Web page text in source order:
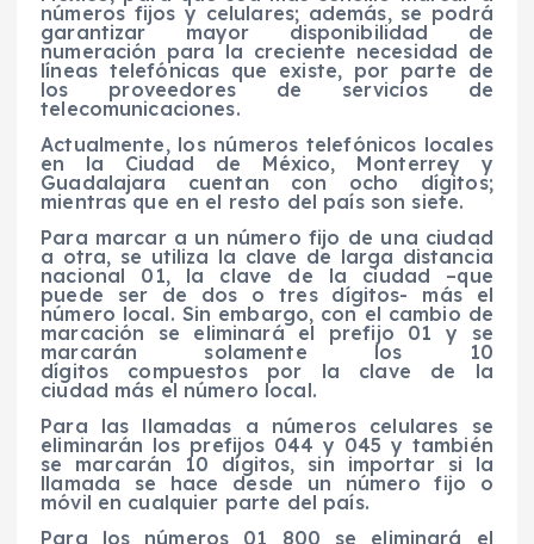
números fijos y celulares; además, se podrá
garantizar mayor disponibilidad de
numeración para la creciente necesidad de
líneas telefónicas que existe, por parte de
los proveedores de servicios de
telecomunicaciones.
Actualmente, los números telefónicos locales
en la Ciudad de México, Monterrey y
Guadalajara cuentan con ocho dígitos;
mientras que en el resto del país son siete.
Para marcar a un número fijo de una ciudad
a otra, se utiliza la clave de larga distancia
nacional 01, la clave de la ciudad –que
puede ser de dos o tres dígitos- más el
número local. Sin embargo, con el cambio de
marcación se eliminará el prefijo 01 y se
marcarán solamente los 10
dígitos compuestos por la clave de la
ciudad más el número local.
Para las llamadas a números celulares se
eliminarán los prefijos 044 y 045 y también
se marcarán 10 dígitos, sin importar si la
llamada se hace desde un número fijo o
móvil en cualquier parte del país.
Para los números 01 800 se eliminará el